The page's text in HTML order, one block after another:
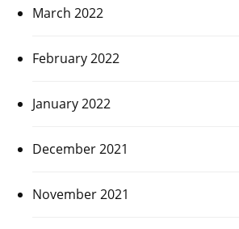
March 2022
February 2022
January 2022
December 2021
November 2021